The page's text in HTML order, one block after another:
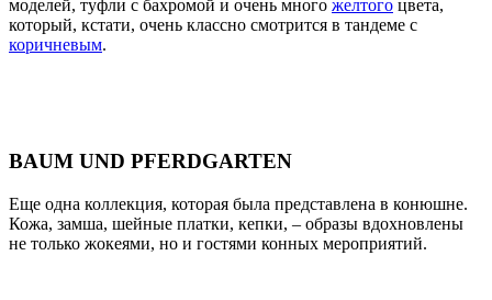
моделей, туфли с бахромой и очень много желтого цвета,
который, кстати, очень классно смотрится в тандеме с
коричневым.
BAUM UND PFERDGARTEN
Еще одна коллекция, которая была представлена в конюшне.
Кожа, замша, шейные платки, кепки, – образы вдохновлены
не только жокеями, но и гостями конных мероприятий.